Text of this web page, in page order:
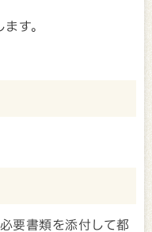
す。
要書類を添付して都